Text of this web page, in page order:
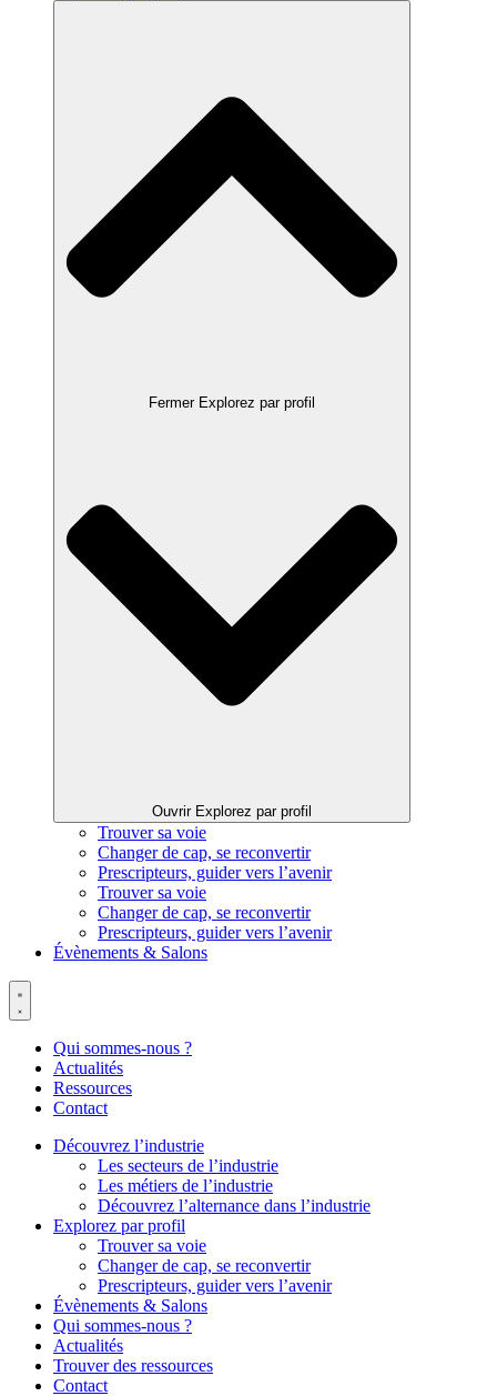
Fermer Explorez par profil
Ouvrir Explorez par profil
Trouver sa voie
Changer de cap, se reconvertir
Prescripteurs, guider vers l’avenir
Trouver sa voie
Changer de cap, se reconvertir
Prescripteurs, guider vers l’avenir
Évènements & Salons
Qui sommes-nous ?
Actualités
Ressources
Contact
Découvrez l’industrie
Les secteurs de l’industrie
Les métiers de l’industrie
Découvrez l’alternance dans l’industrie
Explorez par profil
Trouver sa voie
Changer de cap, se reconvertir
Prescripteurs, guider vers l’avenir
Évènements & Salons
Qui sommes-nous ?
Actualités
Trouver des ressources
Contact